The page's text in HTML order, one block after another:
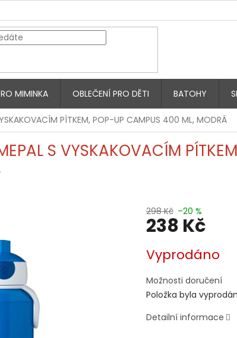
MIMINKA OBLEČENÍ PRO DĚTI BATOHY
PÍTKEM, POP-UP CAMPUS 400 ML, MODRÁ
S VYSKAKOVACÍM
298 Kč –20 %
238 Kč
cena:
Vyprodáno
Možnosti doručení
Položka byla
Detailní informace